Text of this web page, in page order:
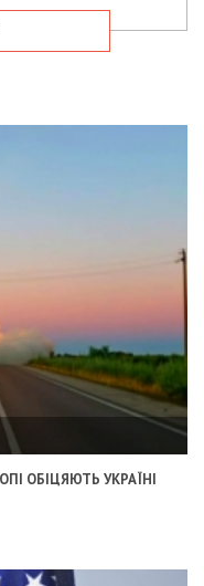
ОБІЦЯЮТЬ УКРАЇНІ